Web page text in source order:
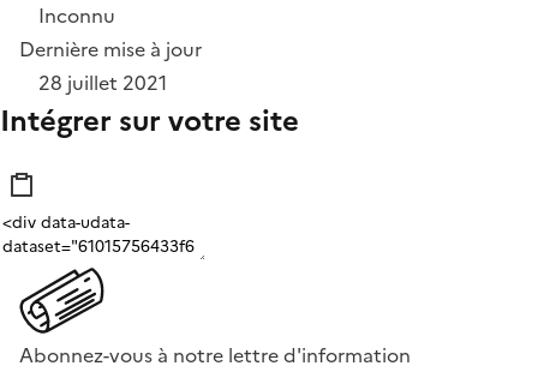
Inconnu
Dernière mise à jour
28 juillet 2021
Intégrer sur votre site
Abonnez-vous à notre lettre d'information